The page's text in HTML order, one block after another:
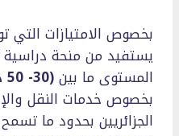
بخصوص الامتيازات التي
يستفيد من منحة
المستوى ما بين(30- 50 دولار شهريا )
بخصوص خدمات النقل
الجزائريين بحدود ما